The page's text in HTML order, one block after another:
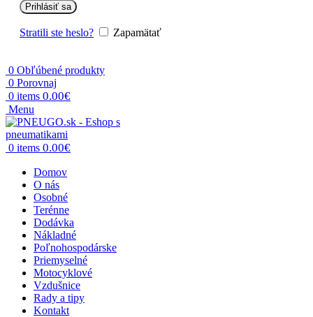
Prihlásiť sa
Stratili ste heslo? Zapamätať
0 Obľúbené produkty
0 Porovnaj
0 items 0.00€
Menu
0 items 0.00€
Domov
O nás
Osobné
Terénne
Dodávka
Nákladné
Poľnohospodárske
Priemyselné
Motocyklové
Vzdušnice
Rady a tipy
Kontakt